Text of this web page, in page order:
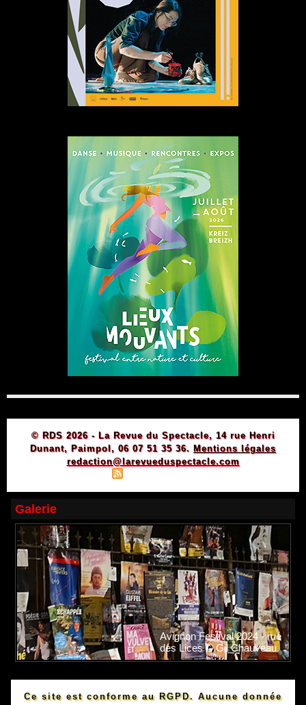
© RDS 2026 - La Revue du Spectacle, 14 rue Henri
Dunant, Paimpol, 06 07 51 35 36. Mentions légales
redaction@larevueduspectacle.com
Galerie
Avignon Festival 2024 - rue
des Lices © Gil Chauveau.
Ce site est conforme au RGPD. Aucune donnée